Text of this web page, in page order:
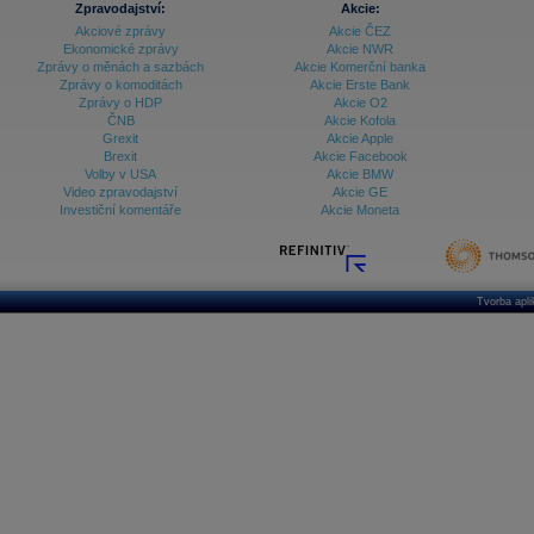
Archiv - Treasury alerty
Archiv - Vývoj české koruny
Archiv analýz - Makroukazatele
Ceny průmyslových výrobců - Data a prognózy
Ceny průmyslových výrobců - Graf (ČR)
Databanka - Akcie
Zpravodajství:
Akciové zprávy
Ekonomické zprávy
Zprávy o měnách a sazbách
Zprávy o komoditách
Zprávy o HDP
ČNB
Grexit
Brexit
Volby v USA
Video zpravodajství
Investiční komentáře
Akcie:
Akcie ČEZ
Akcie NWR
Akcie Komerční banka
Akcie Erste Bank
Akcie O2
Akcie Kofola
Akcie Apple
Akcie Facebook
Akcie BMW
Akcie GE
Akcie Moneta
Tvorba